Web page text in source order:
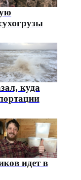
куда
идет в